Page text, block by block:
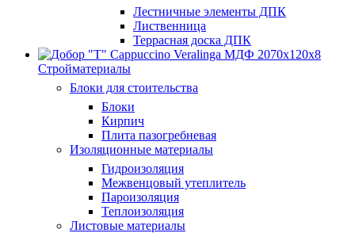
Лестничные элементы ДПК
Лиственница
Террасная доска ДПК
Стройматериалы
Блоки для стоительства
Блоки
Кирпич
Плита пазогребневая
Изоляционные материалы
Гидроизоляция
Межвенцовый утеплитель
Пароизоляция
Теплоизоляция
Листовые материалы